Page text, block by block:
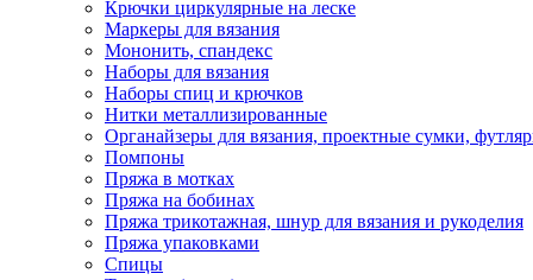
Крючки циркулярные на леске
Маркеры для вязания
Мононить, спандекс
Наборы для вязания
Наборы спиц и крючков
Нитки металлизированные
Органайзеры для вязания, проектные сумки,
Помпоны
Пряжа в мотках
Пряжа на бобинах
Пряжа трикотажная, шнур для вязания и рукоделия
Пряжа упаковками
Спицы